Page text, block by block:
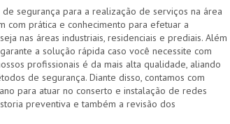
segurança para a realização de serviços na área
com prática e conhecimento para efetuar a
nas áreas industriais, residenciais e prediais. Além
a solução rápida caso você necessite com
profissionais é da mais alta qualidade, aliando
de segurança. Diante disso, contamos com
para atuar no conserto e instalação de redes
preventiva e também a revisão dos